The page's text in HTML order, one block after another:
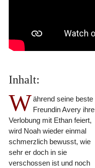
Inhalt:
W ährend seine beste
Freundin Avery ihre
Verlobung mit Ethan feiert,
wird Noah wieder einmal
schmerzlich bewusst, wie
sehr er doch in sie
verschossen ist und noch